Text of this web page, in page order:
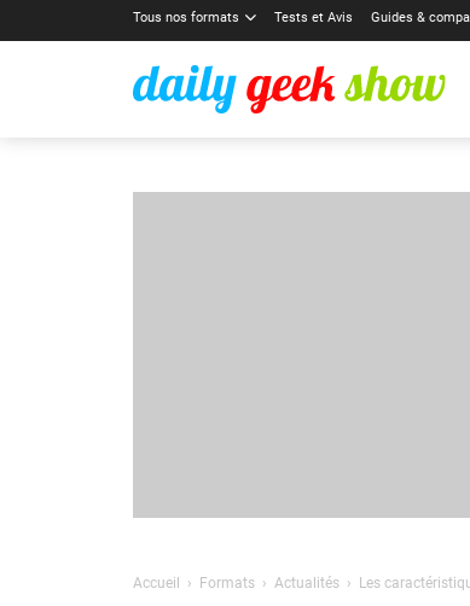
Tous nos formats Tests et Avis Guides &
Accueil Formats Actualités Les